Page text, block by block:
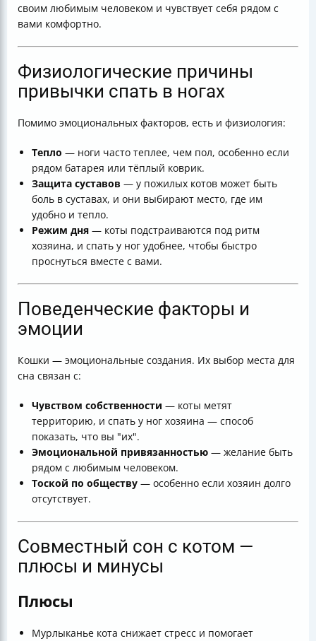
своим любимым человеком и чувствует себя рядом с
вами комфортно.
Физиологические причины
привычки спать в ногах
Помимо эмоциональных факторов, есть и физиология:
Тепло — ноги часто теплее, чем пол, особенно если
рядом батарея или тёплый коврик.
Защита суставов — у пожилых котов может быть
боль в суставах, и они выбирают место, где им
удобно и тепло.
Режим дня — коты подстраиваются под ритм
хозяина, и спать у ног удобнее, чтобы быстро
проснуться вместе с вами.
Поведенческие факторы и
эмоции
Кошки — эмоциональные создания. Их выбор места для
сна связан с:
Чувством собственности — коты метят
территорию, и спать у ног хозяина — способ
показать, что вы "их".
Эмоциональной привязанностью — желание быть
рядом с любимым человеком.
Тоской по обществу — особенно если хозяин долго
отсутствует.
Совместный сон с котом —
плюсы и минусы
Плюсы
Мурлыканье кота снижает стресс и помогает